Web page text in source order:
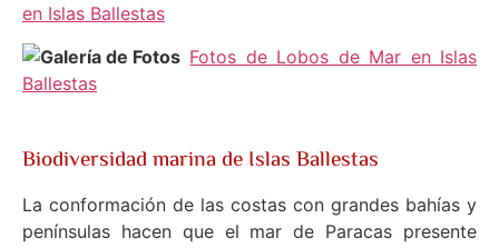
en Islas Ballestas
Fotos de Lobos de Mar en Islas
Ballestas
Biodiversidad marina de Islas Ballestas
La conformación de las costas con grandes bahías y
penínsulas hacen que el mar de Paracas presente